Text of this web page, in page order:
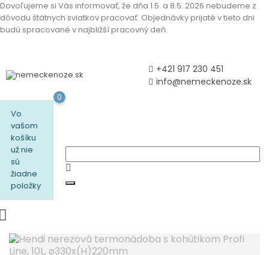
Dovoľujeme si Vás informovať, že dňa 1.5. a 8.5. 2026 nebudeme z
dôvodu štátnych sviatkov pracovať. Objednávky prijaté v tieto dni
budú spracované v najbližší pracovný deň.
+421 917 230 451
info@nemeckenoze.sk
Vo
vašom
košíku
už nie
sú
žiadne
položky
0